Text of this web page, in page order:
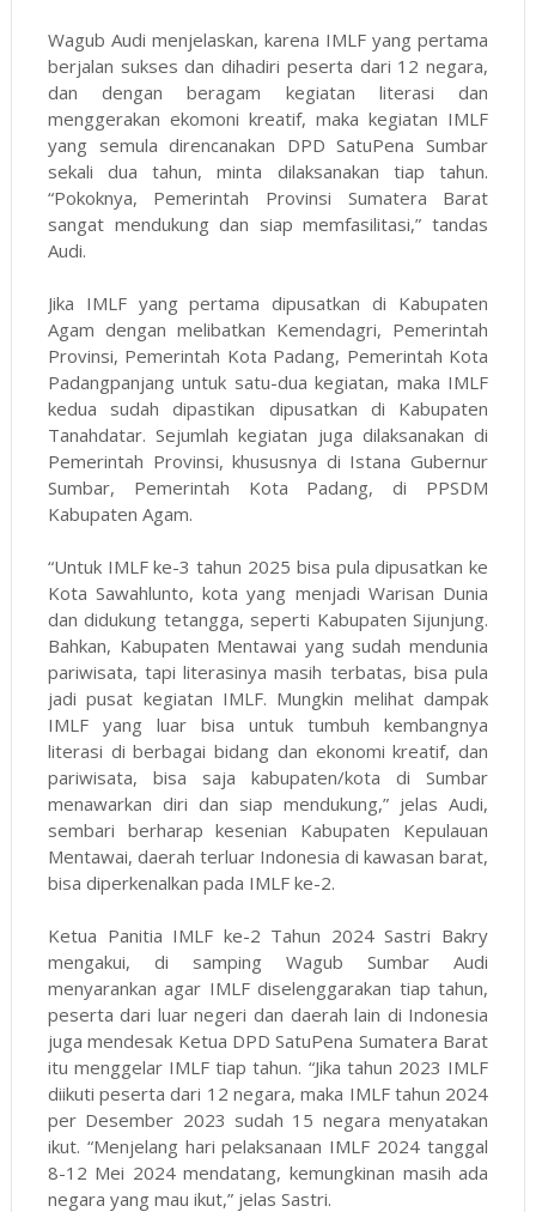
Wagub Audi menjelaskan, karena IMLF yang pertama
berjalan sukses dan dihadiri peserta dari 12 negara,
dan dengan beragam kegiatan literasi dan
menggerakan ekomoni kreatif, maka kegiatan IMLF
yang semula direncanakan DPD SatuPena Sumbar
sekali dua tahun, minta dilaksanakan tiap tahun.
“Pokoknya, Pemerintah Provinsi Sumatera Barat
sangat mendukung dan siap memfasilitasi,” tandas
Audi.
Jika IMLF yang pertama dipusatkan di Kabupaten
Agam dengan melibatkan Kemendagri, Pemerintah
Provinsi, Pemerintah Kota Padang, Pemerintah Kota
Padangpanjang untuk satu-dua kegiatan, maka IMLF
kedua sudah dipastikan dipusatkan di Kabupaten
Tanahdatar. Sejumlah kegiatan juga dilaksanakan di
Pemerintah Provinsi, khususnya di Istana Gubernur
Sumbar, Pemerintah Kota Padang, di PPSDM
Kabupaten Agam.
“Untuk IMLF ke-3 tahun 2025 bisa pula dipusatkan ke
Kota Sawahlunto, kota yang menjadi Warisan Dunia
dan didukung tetangga, seperti Kabupaten Sijunjung.
Bahkan, Kabupaten Mentawai yang sudah mendunia
pariwisata, tapi literasinya masih terbatas, bisa pula
jadi pusat kegiatan IMLF. Mungkin melihat dampak
IMLF yang luar bisa untuk tumbuh kembangnya
literasi di berbagai bidang dan ekonomi kreatif, dan
pariwisata, bisa saja kabupaten/kota di Sumbar
menawarkan diri dan siap mendukung,” jelas Audi,
sembari berharap kesenian Kabupaten Kepulauan
Mentawai, daerah terluar Indonesia di kawasan barat,
bisa diperkenalkan pada IMLF ke-2.
Ketua Panitia IMLF ke-2 Tahun 2024 Sastri Bakry
mengakui, di samping Wagub Sumbar Audi
menyarankan agar IMLF diselenggarakan tiap tahun,
peserta dari luar negeri dan daerah lain di Indonesia
juga mendesak Ketua DPD SatuPena Sumatera Barat
itu menggelar IMLF tiap tahun. “Jika tahun 2023 IMLF
diikuti peserta dari 12 negara, maka IMLF tahun 2024
per Desember 2023 sudah 15 negara menyatakan
ikut. “Menjelang hari pelaksanaan IMLF 2024 tanggal
8-12 Mei 2024 mendatang, kemungkinan masih ada
negara yang mau ikut,” jelas Sastri.